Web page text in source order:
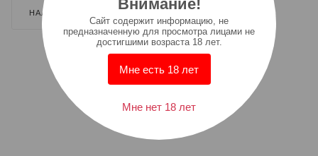
НАЛИЧИЕ Внимание!
Cайт содержит информацию, не
предназначенную для просмотра лицами не
достигшими возраста 18 лет.
Мне есть 18 лет
Мне нет 18 лет